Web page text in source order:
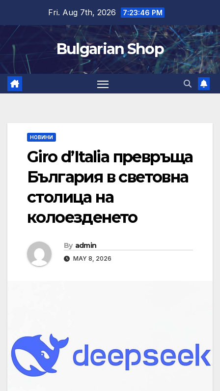
content
Fri. Aug 7th, 2026 7:23:46 PM
Bulgarian Shop
НОВИНИ
Giro d’Italia превръща
България в световна
столица на
колоезденето
By admin
MAY 8, 2026